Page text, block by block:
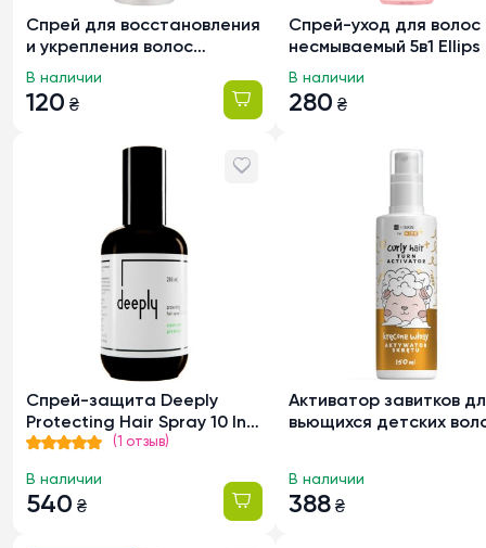
Спрей для восстановления
и укрепления волос
Revuele Total Repair Hair
Spray, 200мл
120 ₴
В наличии
Спрей-уход для волос
несмываемый 5в1 Ellips
Vitamin с протеинами,
280 ₴
В наличии
Спрей-защита Deeply
Protecting Hair Spray 10 In 1
для волос, 200мл
(1 отзыв)
540 ₴
В наличии
Активатор завитков
вьющихся детских
388 ₴
В наличии